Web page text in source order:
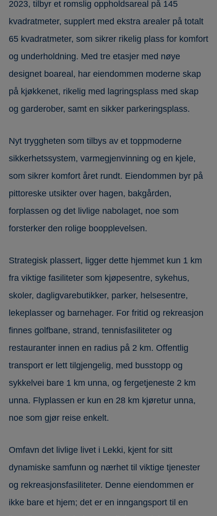
2023, tilbyr et romslig oppholdsareal på 145
kvadratmeter, supplert med ekstra arealer på totalt
65 kvadratmeter, som sikrer rikelig plass for komfort
og underholdning. Med tre etasjer med nøye
designet boareal, har eiendommen moderne skap
på kjøkkenet, rikelig med lagringsplass med skap
og garderober, samt en sikker parkeringsplass.
Nyt tryggheten som tilbys av et toppmoderne
sikkerhetssystem, varmegjenvinning og en kjele,
som sikrer komfort året rundt. Eiendommen byr på
pittoreske utsikter over hagen, bakgården,
forplassen og det livlige nabolaget, noe som
forsterker den rolige boopplevelsen.
Strategisk plassert, ligger dette hjemmet kun 1 km
fra viktige fasiliteter som kjøpesentre, sykehus,
skoler, dagligvarebutikker, parker, helsesentre,
lekeplasser og barnehager. For fritid og rekreasjon
finnes golfbane, strand, tennisfasiliteter og
restauranter innen en radius på 2 km. Offentlig
transport er lett tilgjengelig, med busstopp og
sykkelvei bare 1 km unna, og fergetjeneste 2 km
unna. Flyplassen er kun en 28 km kjøretur unna,
noe som gjør reise enkelt.
Omfavn det livlige livet i Lekki, kjent for sitt
dynamiske samfunn og nærhet til viktige tjenester
og rekreasjonsfasiliteter. Denne eiendommen er
ikke bare et hjem; det er en inngangsport til en